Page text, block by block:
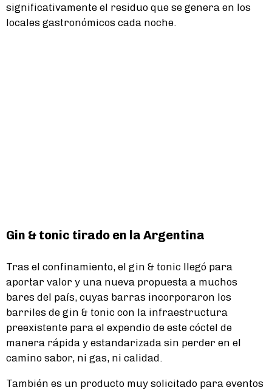
significativamente el residuo que se genera en los
locales gastronómicos cada noche.
Gin & tonic tirado en la Argentina
Tras el confinamiento, el gin & tonic llegó para
aportar valor y una nueva propuesta a muchos
bares del país, cuyas barras incorporaron los
barriles de gin & tonic con la infraestructura
preexistente para el expendio de este cóctel de
manera rápida y estandarizada sin perder en el
camino sabor, ni gas, ni calidad.
También es un producto muy solicitado para eventos